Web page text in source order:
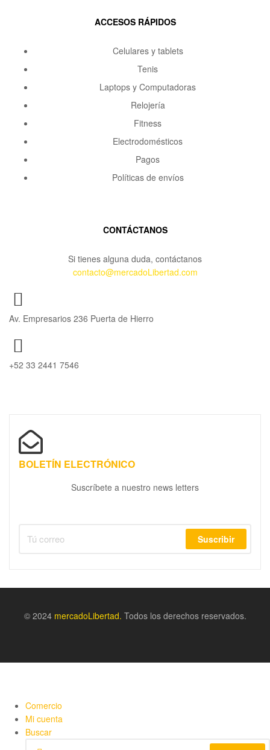
ACCESOS RÁPIDOS
Celulares y tablets
Tenis
Laptops y Computadoras
Relojería
Fitness
Electrodomésticos
Pagos
Políticas de envíos
CONTÁCTANOS
Si tienes alguna duda, contáctanos
contacto@mercadoLibertad.com
Av. Empresarios 236 Puerta de Hierro
+52 33 2441 7546
BOLETÍN ELECTRÓNICO
Suscríbete a nuestro news letters
Suscribir
© 2024 mercadoLibertad. Todos los derechos reservados.
Comercio
Mi cuenta
Buscar